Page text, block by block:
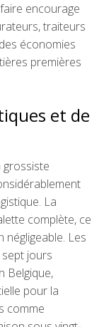
encourage
traiteurs
économies
premières
et de
La
complète, ce
Les
jours
Belgique,
pour la
comme